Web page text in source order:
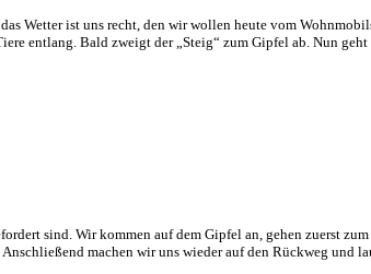
Wetter ist uns recht, den wir wollen heute vom
entlang. Bald zweigt der „Steig“ zum Gipfel ab. Nun
sind. Wir kommen auf dem Gipfel an, gehen zuerst
machen wir uns wieder auf den Rückweg und